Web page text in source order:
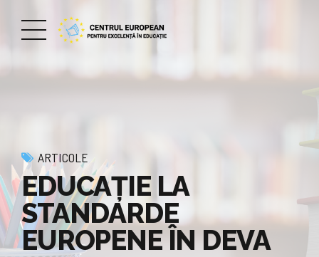
ARTICOLE
EDUCAȚIE LA
STANDARDE
EUROPENE ÎN DEVA